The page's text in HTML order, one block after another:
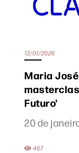
12/01/2026
Maria
Futuro'
20 de
467